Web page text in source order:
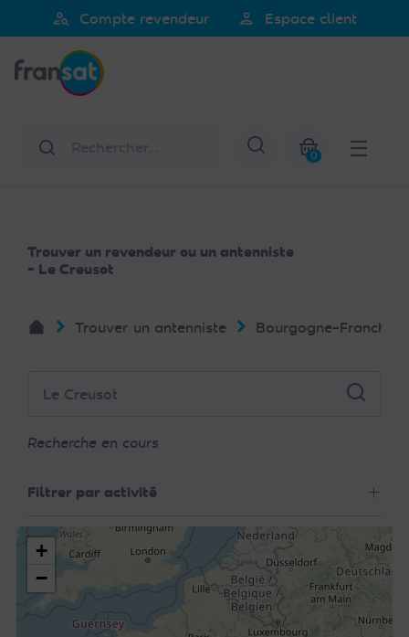
noter
Ce
comprend
person_search Compte revendeur person Espace client
Afficher la
0
Trouver un revendeur ou un antenniste
- Le Creusot
Trouver un antenniste Bourgogne-Franche-
Recherche en cours
Filtrer par activité
+
−